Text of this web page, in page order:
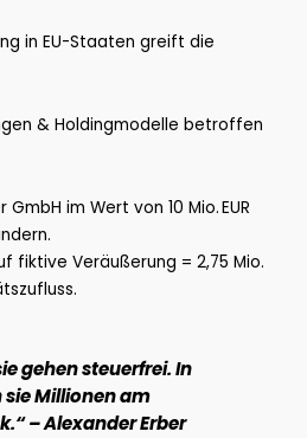
in EU-Staaten greift die
& Holdingmodelle betroffen
im Wert von 10 Mio. EUR
fiktive Veräußerung = 2,75 Mio.
gehen steuerfrei. In
Millionen am
– Alexander Erber